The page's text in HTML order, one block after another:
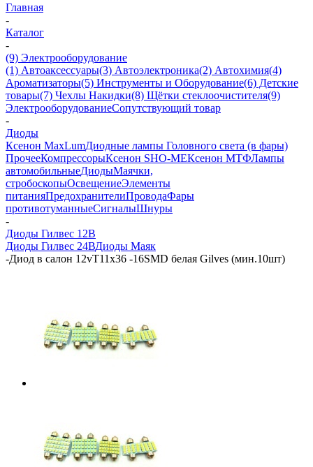
Главная
-
Каталог
-
(9) Электрооборудование
(1) Автоаксессуары(3) Автоэлектроника(2) Автохимия(4)
Ароматизаторы(5) Инструменты и Оборудование(6) Детские
товары(7) Чехлы Накидки(8) Щётки стеклоочистителя(9)
ЭлектрооборудованиеСопутствующий товар
-
Диоды
Ксенон MaxLumДиодные лампы Головного света (в фары)
ПрочееКомпрессорыКсенон SHO-MEКсенон МТФЛампы
автомобильныеДиодыМаячки,
стробоскопыОсвещениеЭлементы
питанияПредохранителиПроводаФары
противотуманныеСигналыШнуры
-
Диоды Гилвес 12В
Диоды Гилвес 24ВДиоды Маяк
-Диод в салон 12vT11х36 -16SMD белая Gilves (мин.10шт)